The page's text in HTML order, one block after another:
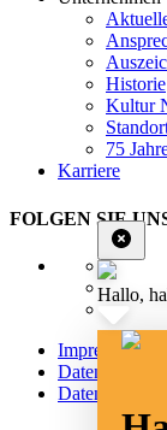
Historie
Kultur
75
Karriere
FOLGEN SIE
Impressum
Datenschutz
Datenschutz
Hallo,